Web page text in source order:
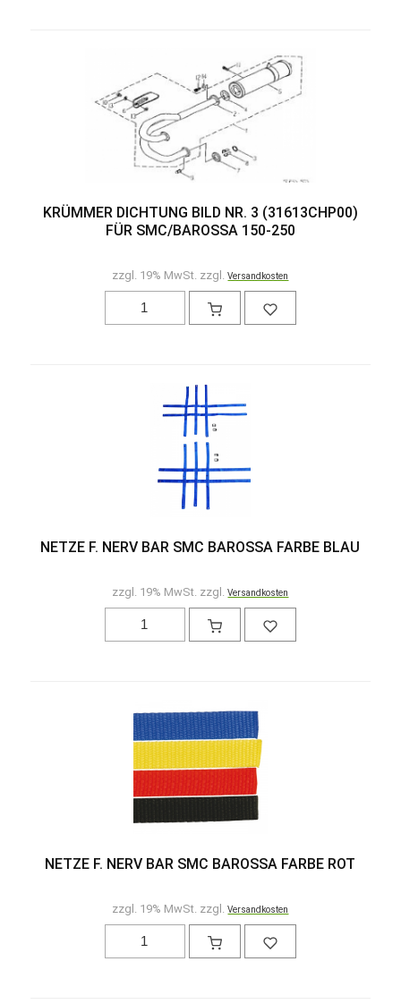
KRÜMMER DICHTUNG BILD NR. 3 (31613CHP00)
FÜR SMC/BAROSSA 150-250
zzgl. 19% MwSt. zzgl.Versandkosten
NETZE F. NERV BAR SMC BAROSSA FARBE BLAU
zzgl. 19% MwSt. zzgl.Versandkosten
NETZE F. NERV BAR SMC BAROSSA FARBE ROT
zzgl. 19% MwSt. zzgl.Versandkosten